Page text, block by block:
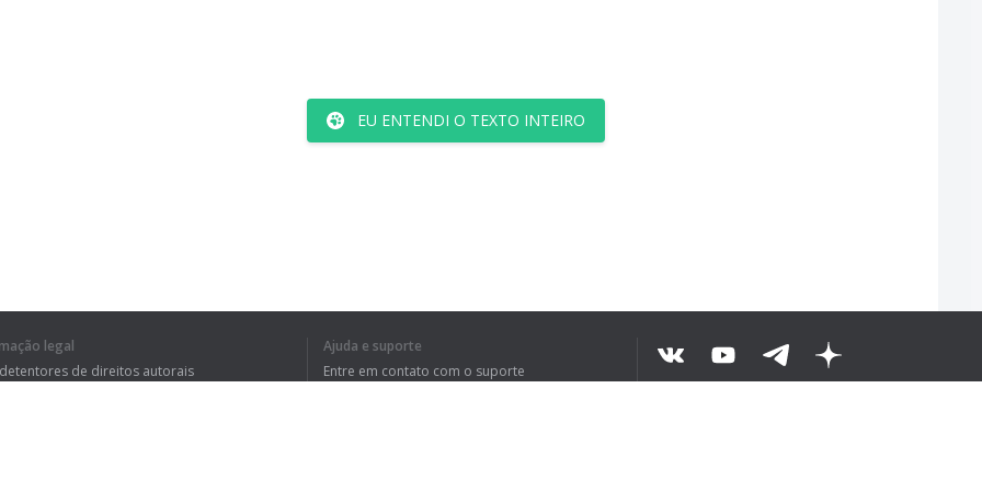
EU ENTENDI O TEXTO INTEIRO
legal
detentores de direitos autorais
Ajuda e suporte
Entre em contato com o suporte